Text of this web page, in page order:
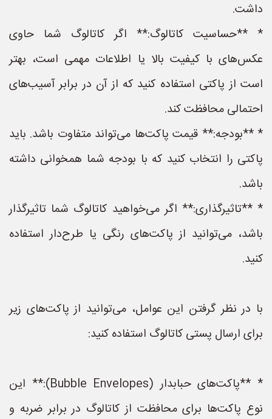
داشت.
* **حساسیت کاتالوگ:** اگر کاتالوگ شما حاوی
عکس‌های با کیفیت بالا یا اطلاعات مهمی است، بهتر
است از پاکتی استفاده کنید که از آن در برابر آسیب‌های
احتمالی محافظت کند.
* **بودجه:** قیمت پاکت‌ها می‌تواند متفاوت باشد. باید
پاکتی را انتخاب کنید که با بودجه شما همخوانی داشته
باشد.
* **تاثیرگذاری:** اگر می‌خواهید کاتالوگ شما تاثیرگذار
باشد، می‌توانید از پاکت‌های رنگی یا طرح‌دار استفاده
کنید.
با در نظر گرفتن این عوامل، می‌توانید از پاکت‌های زیر
برای ارسال پستی کاتالوگ استفاده کنید:
* **پاکت‌های حبابدار (Bubble Envelopes):** این
نوع پاکت‌ها برای محافظت از کاتالوگ در برابر ضربه و